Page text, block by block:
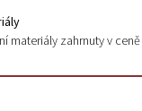
materiály zahrnuty v ceně